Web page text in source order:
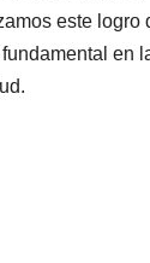
este
en